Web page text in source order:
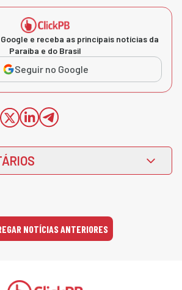
e receba as principais notícias da
Paraíba e do Brasil
Seguir no Google
NOTÍCIAS ANTERIORES